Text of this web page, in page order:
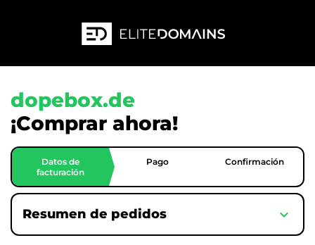
dopebox.de
¡Comprar ahora!
Datos de
facturación
Pago Confirmación
Resumen de pedidos expand_more